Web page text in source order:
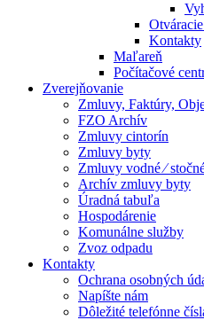
Kontakty
Maľareň
Počítačové
Zverejňovanie
Zmluvy, Faktúry,
FZO Archív
Zmluvy cintorín
Zmluvy byty
Zmluvy vodné ⁄
Archív zmluvy byty
Úradná tabuľa
Hospodárenie
Komunálne služby
Zvoz odpadu
Kontakty
Ochrana osobných
Napíšte nám
Dôležité telefónne